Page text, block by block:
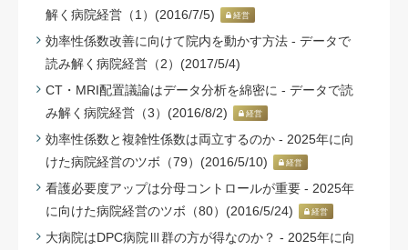
解く病院経営（1）(2016/7/5)
経営
効率性係数改善に向けて院内を動かす方法 - データで
読み解く病院経営（2）(2017/5/4)
CT・MRI配置議論はデータ分析を綿密に - データで読
み解く病院経営（3）(2016/8/2)
経営
効率性係数と複雑性係数は両立するのか - 2025年に向
けた病院経営のツボ（79）(2016/5/10)
経営
看護必要度アップは分母コントロールが重要 - 2025年
に向けた病院経営のツボ（80）(2016/5/24)
経営
大病院はDPC病院Ⅲ群の方が得なのか？ - 2025年に向